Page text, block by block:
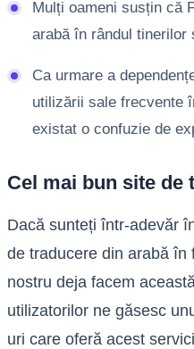
Mulți oameni susțin că
arabă în rândul tinerilor
Ca urmare a
utilizării sale frecvente
existat o confuzie de
Cel mai bun site de
Dacă sunteți într-adevăr
de traducere din arabă în
nostru deja facem
utilizatorilor ne găsesc
uri care oferă acest